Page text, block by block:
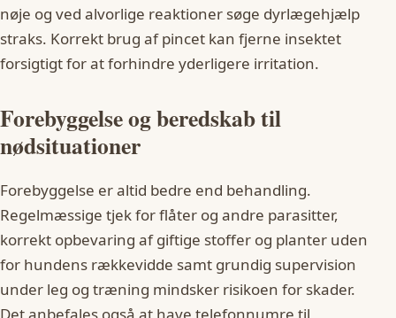
nøje og ved alvorlige reaktioner søge dyrlægehjælp
straks. Korrekt brug af pincet kan fjerne insektet
forsigtigt for at forhindre yderligere irritation.
Forebyggelse og beredskab til
nødsituationer
Forebyggelse er altid bedre end behandling.
Regelmæssige tjek for flåter og andre parasitter,
korrekt opbevaring af giftige stoffer og planter uden
for hundens rækkevidde samt grundig supervision
under leg og træning mindsker risikoen for skader.
Det anbefales også at have telefonnumre til